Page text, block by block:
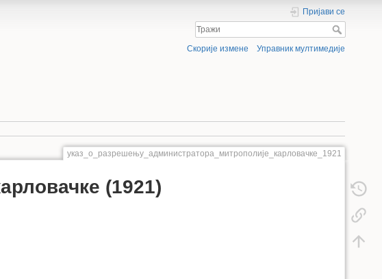
Пријави се
Скорије измене Управник мултимедије
указ_о_разрешењу_администратора_митрополије_карловачке_1921
(1921)